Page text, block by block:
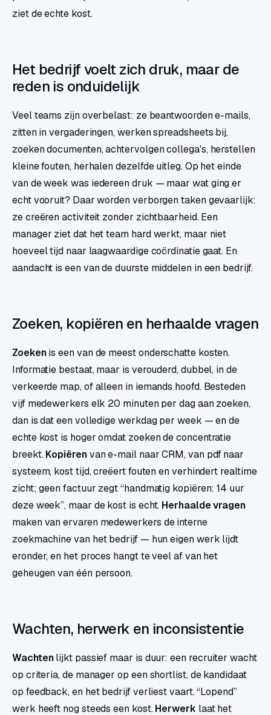
ziet de echte kost.
Het bedrijf voelt zich druk, maar de
reden is onduidelijk
Veel teams zijn overbelast: ze beantwoorden e-mails,
zitten in vergaderingen, werken spreadsheets bij,
zoeken documenten, achtervolgen collega's, herstellen
kleine fouten, herhalen dezelfde uitleg. Op het einde
van de week was iedereen druk — maar wat ging er
echt vooruit? Daar worden verborgen taken gevaarlijk:
ze creëren activiteit zonder zichtbaarheid. Een
manager ziet dat het team hard werkt, maar niet
hoeveel tijd naar laagwaardige coördinatie gaat. En
aandacht is een van de duurste middelen in een bedrijf.
Zoeken, kopiëren en herhaalde vragen
Zoekenis een van de meest onderschatte kosten.
Informatie bestaat, maar is verouderd, dubbel, in de
verkeerde map, of alleen in iemands hoofd. Besteden
vijf medewerkers elk 20 minuten per dag aan zoeken,
dan is dat een volledige werkdag per week — en de
echte kost is hoger omdat zoeken de concentratie
breekt.Kopiërenvan e-mail naar CRM, van pdf naar
systeem, kost tijd, creëert fouten en verhindert realtime
zicht; geen factuur zegt “handmatig kopiëren: 14 uur
deze week”, maar de kost is echt. Herhaalde vragen
maken van ervaren medewerkers de interne
zoekmachine van het bedrijf — hun eigen werk lijdt
eronder, en het proces hangt te veel af van het
geheugen van één persoon.
Wachten, herwerk en inconsistentie
Wachtenlijkt passief maar is duur: een recruiter wacht
op criteria, de manager op een shortlist, de kandidaat
op feedback, en het bedrijf verliest vaart. “Lopend”
werk heeft nog steeds een kost.Herwerk laat het